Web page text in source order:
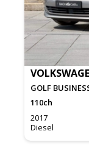
GOLF
110ch
2017
Diesel